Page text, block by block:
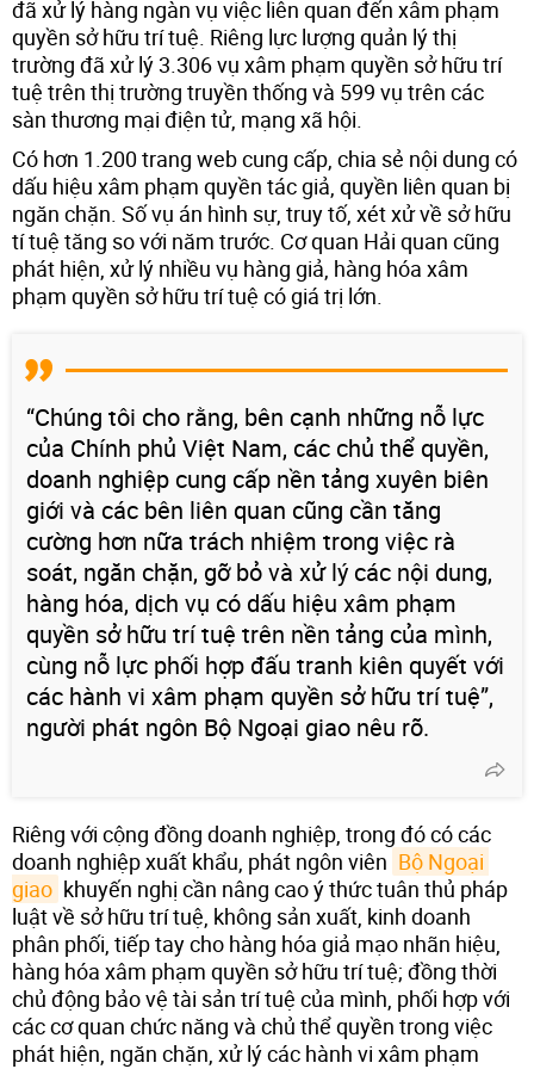
đã xử lý hàng ngàn vụ việc liên quan đến xâm phạm
quyền sở hữu trí tuệ. Riêng lực lượng quản lý thị
trường đã xử lý 3.306 vụ xâm phạm quyền sở hữu trí
tuệ trên thị trường truyền thống và 599 vụ trên các
sàn thương mại điện tử, mạng xã hội.
Có hơn 1.200 trang web cung cấp, chia sẻ nội dung có
dấu hiệu xâm phạm quyền tác giả, quyền liên quan bị
ngăn chặn. Số vụ án hình sự, truy tố, xét xử về sở hữu
tí tuệ tăng so với năm trước. Cơ quan Hải quan cũng
phát hiện, xử lý nhiều vụ hàng giả, hàng hóa xâm
phạm quyền sở hữu trí tuệ có giá trị lớn.
“Chúng tôi cho rằng, bên cạnh những nỗ lực
của Chính phủ Việt Nam, các chủ thể quyền,
doanh nghiệp cung cấp nền tảng xuyên biên
giới và các bên liên quan cũng cần tăng
cường hơn nữa trách nhiệm trong việc rà
soát, ngăn chặn, gỡ bỏ và xử lý các nội dung,
hàng hóa, dịch vụ có dấu hiệu xâm phạm
quyền sở hữu trí tuệ trên nền tảng của mình,
cùng nỗ lực phối hợp đấu tranh kiên quyết với
các hành vi xâm phạm quyền sở hữu trí tuệ”,
người phát ngôn Bộ Ngoại giao nêu rõ.
Riêng với cộng đồng doanh nghiệp, trong đó có các
doanh nghiệp xuất khẩu, phát ngôn viên Bộ Ngoại
giao khuyến nghị cần nâng cao ý thức tuân thủ pháp
luật về sở hữu trí tuệ, không sản xuất, kinh doanh
phân phối, tiếp tay cho hàng hóa giả mạo nhãn hiệu,
hàng hóa xâm phạm quyền sở hữu trí tuệ; đồng thời
chủ động bảo vệ tài sản trí tuệ của mình, phối hợp với
các cơ quan chức năng và chủ thể quyền trong việc
phát hiện, ngăn chặn, xử lý các hành vi xâm phạm